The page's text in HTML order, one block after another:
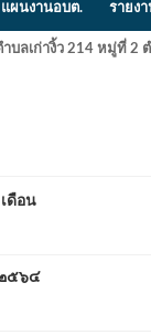
แผนงานอบต. รายง
บลเก่างิ้ว 214 หมู่ที่ 2
ดือน
๒๕๖๔